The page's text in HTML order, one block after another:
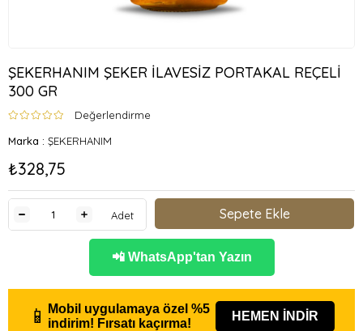
ŞEKERHANIM ŞEKER İLAVESİZ PORTAKAL REÇELİ
300 GR
Değerlendirme
Marka : ŞEKERHANIM
₺328,75
Adet
📲 WhatsApp'tan Yazın
📱 Mobil uygulamaya özel %5
indirim! Fırsatı kaçırma!
HEMEN İNDİR